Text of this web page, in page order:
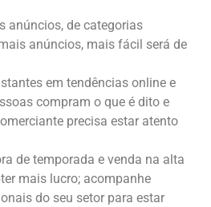
anúncios, de categorias
anúncios, mais fácil será de
em tendências online e
compram o que é dito e
precisa estar atento
de temporada e venda na alta
mais lucro; acompanhe
do seu setor para estar